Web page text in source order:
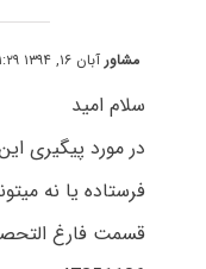
مشاورآبان ۱۶, ۱۳۹۴ at ۱:۲۹ ب٫ظ
سلام امید
در مورد پیگیری
فرستاده یا نه
قسمت فارغ التحصیلان ۰۲۱-